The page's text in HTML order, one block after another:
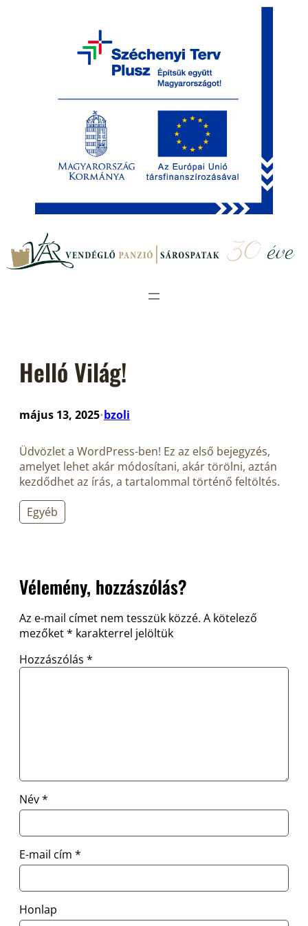
tartalomhoz
Helló Világ!
május 13, 2025•bzoli
Üdvözlet a WordPress-ben! Ez az első bejegyzés,
amelyet lehet akár módosítani, akár törölni, aztán
kezdődhet az írás, a tartalommal történő feltöltés.
Egyéb
Vélemény, hozzászólás?
Az e-mail címet nem tesszük közzé. A kötelező
mezőket* karakterrel jelöltük
Hozzászólás *
Név*
E-mail cím *
Honlap